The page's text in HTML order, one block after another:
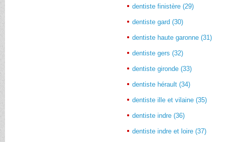
dentiste finistère (29)
dentiste gard (30)
dentiste haute garonne (31)
dentiste gers (32)
dentiste gironde (33)
dentiste hérault (34)
dentiste ille et vilaine (35)
dentiste indre (36)
dentiste indre et loire (37)